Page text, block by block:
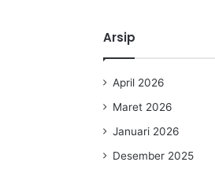
Arsip
April 2026
Maret 2026
Januari 2026
Desember 2025